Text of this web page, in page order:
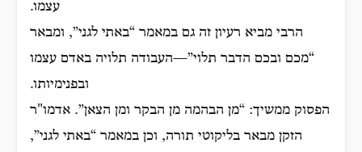
עצמו.
הרבי מביא רעיון זה גם במאמר “באתי לגני”, ומבאר
“מכם ובכם הדבר תלוי”—העבודה תלויה באדם עצמו
ובפנימיותו.
הפסוק ממשיך: “מן הבהמה מן הבקר ומן הצאן”. אדמו"ר
הזקן מבאר בליקוטי תורה, וכן במאמר “באתי לגני”,